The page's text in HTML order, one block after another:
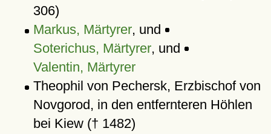
306)
Markus, Märtyrer, und
Soterichus, Märtyrer, und
Valentin, Märtyrer
Theophil von Pechersk, Erzbischof von
Novgorod, in den entfernteren Höhlen
bei Kiew († 1482)